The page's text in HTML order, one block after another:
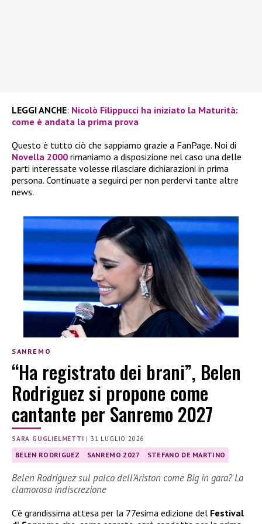
LEGGI ANCHE: Nicolò Filippucci ha iniziato la Maturità:
come è andata la prima prova
Questo è tutto ciò che sappiamo grazie a FanPage. Noi di
Novella 2000 rimaniamo a disposizione nel caso una delle
parti interessate volesse rilasciare dichiarazioni in prima
persona. Continuate a seguirci per non perdervi tante altre
news.
SANREMO
“Ha registrato dei brani”, Belen
Rodriguez si propone come
cantante per Sanremo 2027
SARA GUGLIELMETTI |31 LUGLIO 2026
BELEN RODRIGUEZ SANREMO 2027 STEFANO DE MARTINO
Belen Rodriguez sul palco dell’Ariston come Big in gara? La
clamorosa indiscrezione
C’è grandissima attesa per la 77esima edizione del Festival